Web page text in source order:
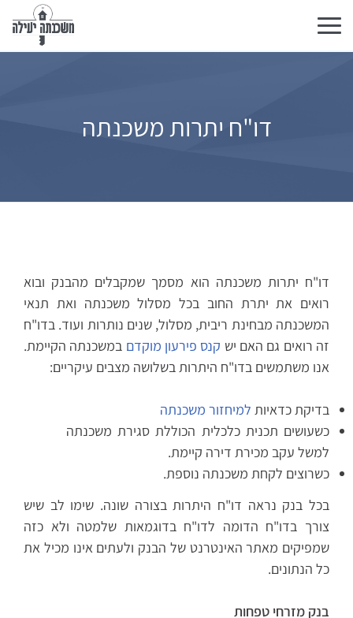
Toggle
navigation
דו"ח יתרות משכנתה
דו"ח יתרות משכנתה הוא מסמך שמקבלים מהבנק ובוא
רואים את יתרת החוב בכל מסלול משכנתה ואת תנאי
המשכנתה מבחינת ריבית, מסלול, שנים נותרות ועוד. בדו"ח
זה רואים גם האם יש קנס פירעון מוקדם במשכנתה הקיימת.
אנו משתמשים בדו"ח היתרות בשלושה מצבים עיקריים:
בדיקת כדאיות למיחזור משכנתה
כשעושים תכנית כלכלית הכוללת סגירת משכנתה
למשל עקב מכירת דירה קיימת.
כשרוצים לקחת משכנתה נוספת.
בכל בנק נראה דו"ח היתרות בצורה שונה. שימו לב שיש
צורך בדו"ח הדומה לדו"ח בדוגמאות שלמטה ולא כזה
שמפיקים מאתר האינטרנט של הבנק ולעתים אינו מכיל את
כל הנתונים.
בנק מזרחי טפחות